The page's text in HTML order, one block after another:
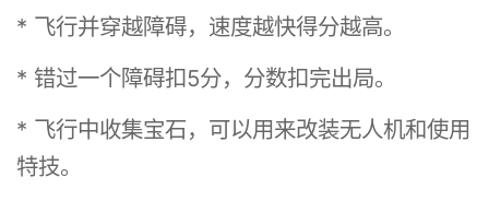
* 飞行并穿越障碍，速度越快得分越高。
* 错过一个障碍扣5分，分数扣完出局。
* 飞行中收集宝石，可以用来改装无人机和使用
特技。